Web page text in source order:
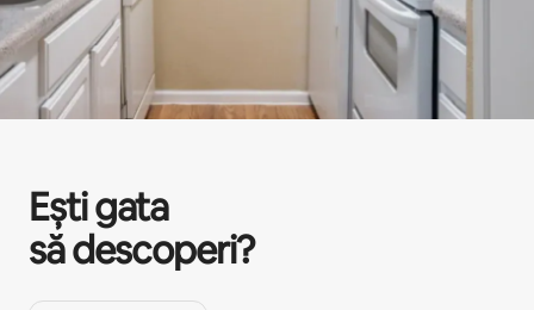
Ești gata
să descoperi?